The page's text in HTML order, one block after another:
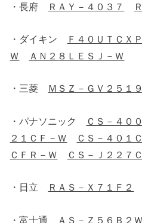
・長府 ＲＡＹ－４０３７
・ダイキン Ｆ４０ＵＴＣＸ
Ｗ
ＡＮ２８ＬＥＳＪ－Ｗ
・三菱 ＭＳＺ－ＧＶ２５１
・パナソニック ＣＳ－４０
２１ＣＦ－Ｗ
ＣＳ－４０１
ＣＦＲ－Ｗ
ＣＳ－Ｊ２２７
・日立 ＲＡＳ－Ｘ７１Ｆ２
・富士通 ＡＳ－Ｚ５６Ｂ２Ｗ